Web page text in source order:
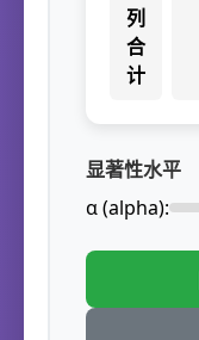
列
合
计
显著性水平
α (alpha):